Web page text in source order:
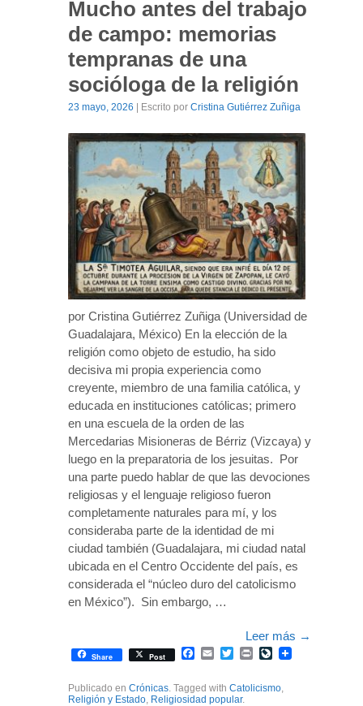
Mucho antes del trabajo
de campo: memorias
tempranas de una
socióloga de la religión
23 mayo, 2026 | Escrito por Cristina Gutiérrez Zuñiga
por Cristina Gutiérrez Zuñiga (Universidad de
Guadalajara, México) En la elección de la
religión como objeto de estudio, ha sido
decisiva mi propia experiencia como
creyente, miembro de una familia católica, y
educada en instituciones católicas; primero
en una escuela de la orden de las
Mercedarias Misioneras de Bérriz (Vizcaya) y
luego en la preparatoria de los jesuitas. Por
una parte puedo hablar de que las devociones
religiosas y el lenguaje religioso fueron
completamente naturales para mí, y los
consideraba parte de la identidad de mi
ciudad también (Guadalajara, mi ciudad natal
ubicada en el Centro Occidente del país, es
considerada el “núcleo duro del catolicismo
en México”). Sin embargo, …
Leer más →
Share Post Facebook
EmailTwitterPrintLiveJournal
Publicado en Crónicas . Tagged with Catolicismo
Religión y Estado Religiosidad popular.